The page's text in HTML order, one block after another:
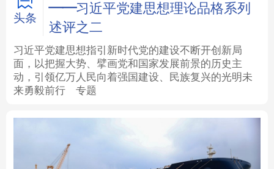
城市 旅游 能源 会展
彩票 娱乐 时尚 悦读
公益 一带一路 亚太网 上市公司
地方频道
头条
——习近平党建思想理论品格系列
述评之二
习近平党建思想指引新时代党的建设不断开创新局
面，以把握大势、擘画党和国家发展前景的历史主
动，引领亿万人民向着强国建设、民族复兴的光明未
来勇毅前行
专题